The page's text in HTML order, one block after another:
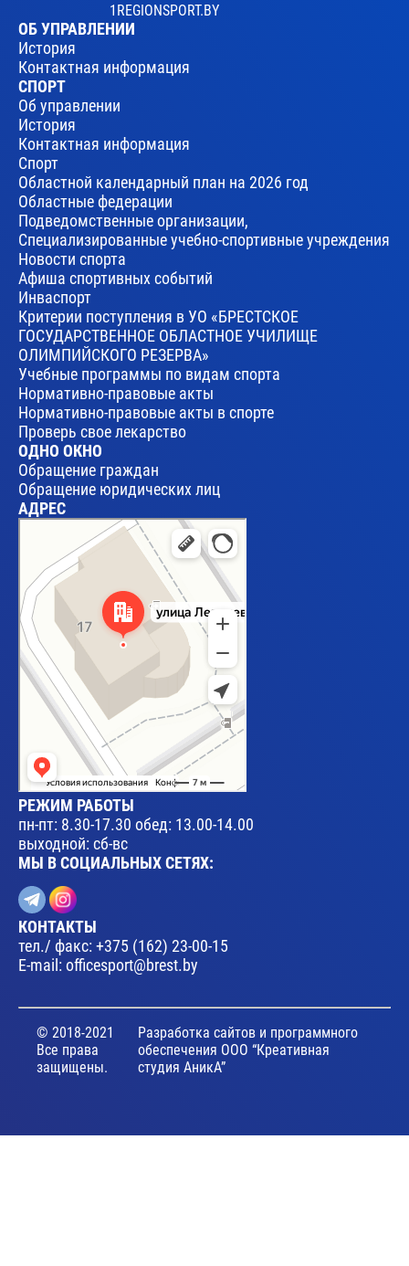
1REGIONSPORT.BY
ОБ УПРАВЛЕНИИ
История
Контактная информация
СПОРТ
Об управлении
История
Контактная информация
Спорт
Областной календарный план на 2026 год
Областные федерации
Подведомственные организации,
Специализированные учебно-спортивные учреждения
Новости спорта
Афиша спортивных событий
Инваспорт
Критерии поступления в УО «БРЕСТСКОЕ
ГОСУДАРСТВЕННОЕ ОБЛАСТНОЕ УЧИЛИЩЕ
ОЛИМПИЙСКОГО РЕЗЕРВА»
Учебные программы по видам спорта
Нормативно-правовые акты
Нормативно-правовые акты в спорте
Проверь свое лекарство
ОДНО ОКНО
Обращение граждан
Обращение юридических лиц
АДРЕС
Брест
Улица Леваневского, 17 — Яндекс Карты
РЕЖИМ РАБОТЫ
пн-пт: 8.30-17.30 обед: 13.00-14.00
выходной: сб-вс
МЫ В СОЦИАЛЬНЫХ СЕТЯХ:
КОНТАКТЫ
тел./ факс:+375 (162) 23-00-15
E-mail: officesport@brest.by
© 2018-2021
Все права
защищены.
Разработка сайтов и программного
обеспечения ООО “Креативная
студия АникА”